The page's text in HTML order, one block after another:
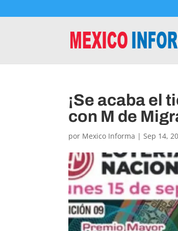
¡Se acaba el
con M de
por Mexico Informa |Sep 14,